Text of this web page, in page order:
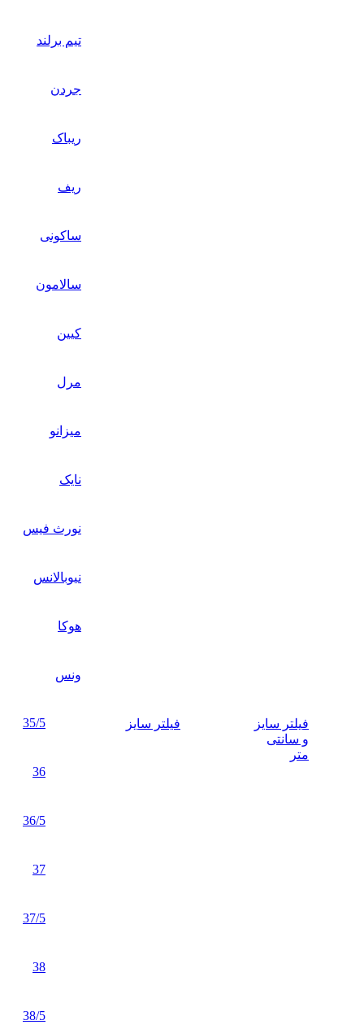
تیم برلند
جردن
ریباک
ریف
ساکونی
سالامون
کیین
مرل
میزانو
نایک
نورث فیس
نیوبالانس
هوکا
ونس
فیلتر سایز
و سانتی
متر
فیلتر سایز 35/5
36
36/5
37
37/5
38
38/5